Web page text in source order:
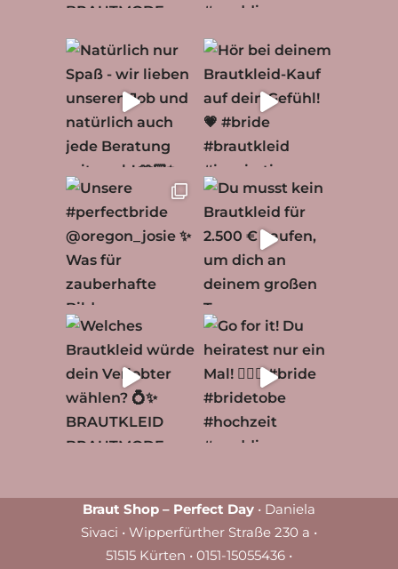
Braut Shop – Perfect Day • Daniela
Sivaci • Wipperfürther Straße 230 a •
51515 Kürten • 0151-15055436 •